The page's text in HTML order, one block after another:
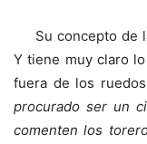
Su concepto de
Y tiene muy claro
fuera de los
procurado ser un
comenten los